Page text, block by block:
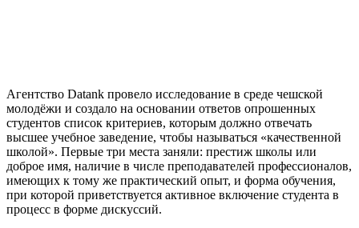
Агентство Datank провело исследование в среде чешской
молодёжи и создало на основании ответов опрошенных
студентов список критериев, которым должно отвечать
высшее учебное заведение, чтобы называться «качественной
школой». Первые три места заняли: престиж школы или
доброе имя, наличие в числе преподавателей профессионалов,
имеющих к тому же практический опыт, и форма обучения,
при которой приветствуется активное включение студента в
процесс в форме дискуссий.